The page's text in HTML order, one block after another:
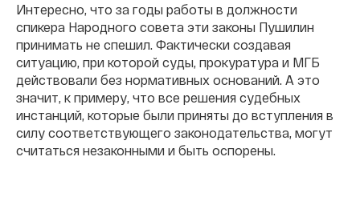
Интересно, что за годы работы в должности
спикера Народного совета эти законы Пушилин
принимать не спешил. Фактически создавая
ситуацию, при которой суды, прокуратура и МГБ
действовали без нормативных оснований. А это
значит, к примеру, что все решения судебных
инстанций, которые были приняты до вступления в
силу соответствующего законодательства, могут
считаться незаконными и быть оспорены.